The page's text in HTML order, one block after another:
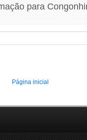
para
Página inicial